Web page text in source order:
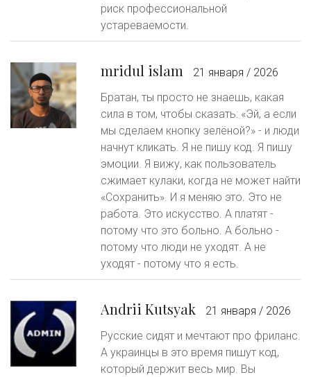
риск профессиональной
устареваемости.
mridul islam
21 января / 2026
Братан, ты просто не знаешь, какая
сила в том, чтобы сказать: «Эй, а если
мы сделаем кнопку зелёной?» - и люди
начнут кликать. Я не пишу код. Я пишу
эмоции. Я вижу, как пользователь
сжимает кулаки, когда не может найти
«Сохранить». И я меняю это. Это не
работа. Это искусство. А платят -
потому что это больно. А больно -
потому что люди не уходят. А не
уходят - потому что я есть.
Andrii Kutsyak
21 января / 2026
Русские сидят и мечтают про фриланс.
А украинцы в это время пишут код,
который держит весь мир. Вы